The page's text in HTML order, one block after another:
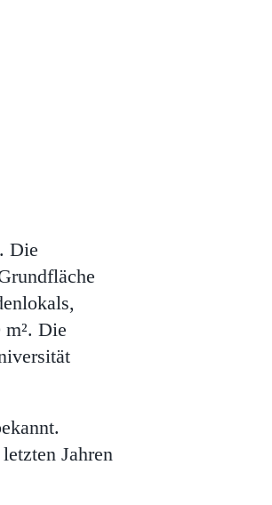
Die
Die
Jahren